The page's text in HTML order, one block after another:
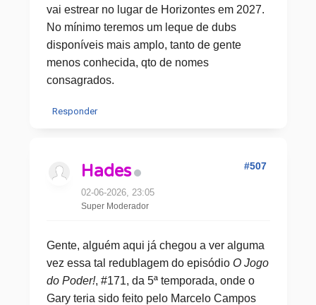
vai estrear no lugar de Horizontes em 2027.
No mínimo teremos um leque de dubs
disponíveis mais amplo, tanto de gente
menos conhecida, qto de nomes
consagrados.
Responder
Hades
02-06-2026, 23:05
Super Moderador
#507
Gente, alguém aqui já chegou a ver alguma
vez essa tal redublagem do episódio O Jogo
do Poder!, #171, da 5ª temporada, onde o
Gary teria sido feito pelo Marcelo Campos